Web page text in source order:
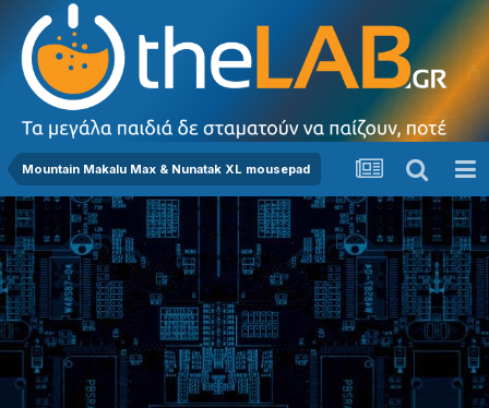
Mountain Makalu Max & Nunatak XL mousepad